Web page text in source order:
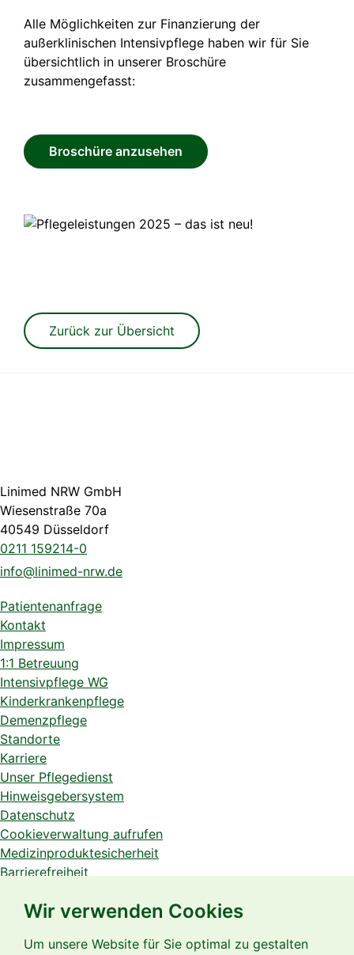
Alle Möglichkeiten zur Finanzierung der
außerklinischen Intensivpflege haben wir für Sie
übersichtlich in unserer Broschüre
zusammengefasst:
Broschüre anzusehen
Zurück zur Übersicht
Linimed NRW GmbH
Wiesenstraße 70a
40549 Düsseldorf
0211 159214-0
info@linimed-nrw.de
Patientenanfrage
Kontakt
Impressum
1:1 Betreuung
Intensivpflege WG
Kinderkrankenpflege
Demenzpflege
Standorte
Karriere
Unser Pflegedienst
Hinweisgebersystem
Datenschutz
Cookieverwaltung aufrufen
Medizinproduktesicherheit
Barrierefreiheit
Mitarbeiterzugang
Wir verwenden Cookies
Um unsere Website für Sie optimal zu gestalten